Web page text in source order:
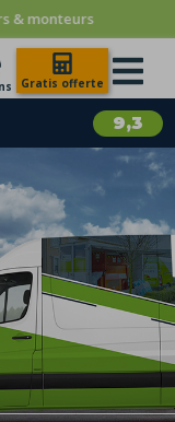
& monteurs
Gratis offerte
9,3